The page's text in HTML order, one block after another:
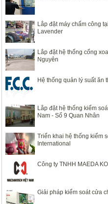
Lắp đặt máy chấm công
Lavender
Lắp đặt hệ thống cổng
Nguyên
Hệ thống quản lý suất ăn
Lắp đặt hệ thống kiểm
Nam - Số 9 Quan Nhân
Triển khai hệ thống kiểm
International
Công ty TNHH MAEDA
Giải pháp kiểm soát cửa